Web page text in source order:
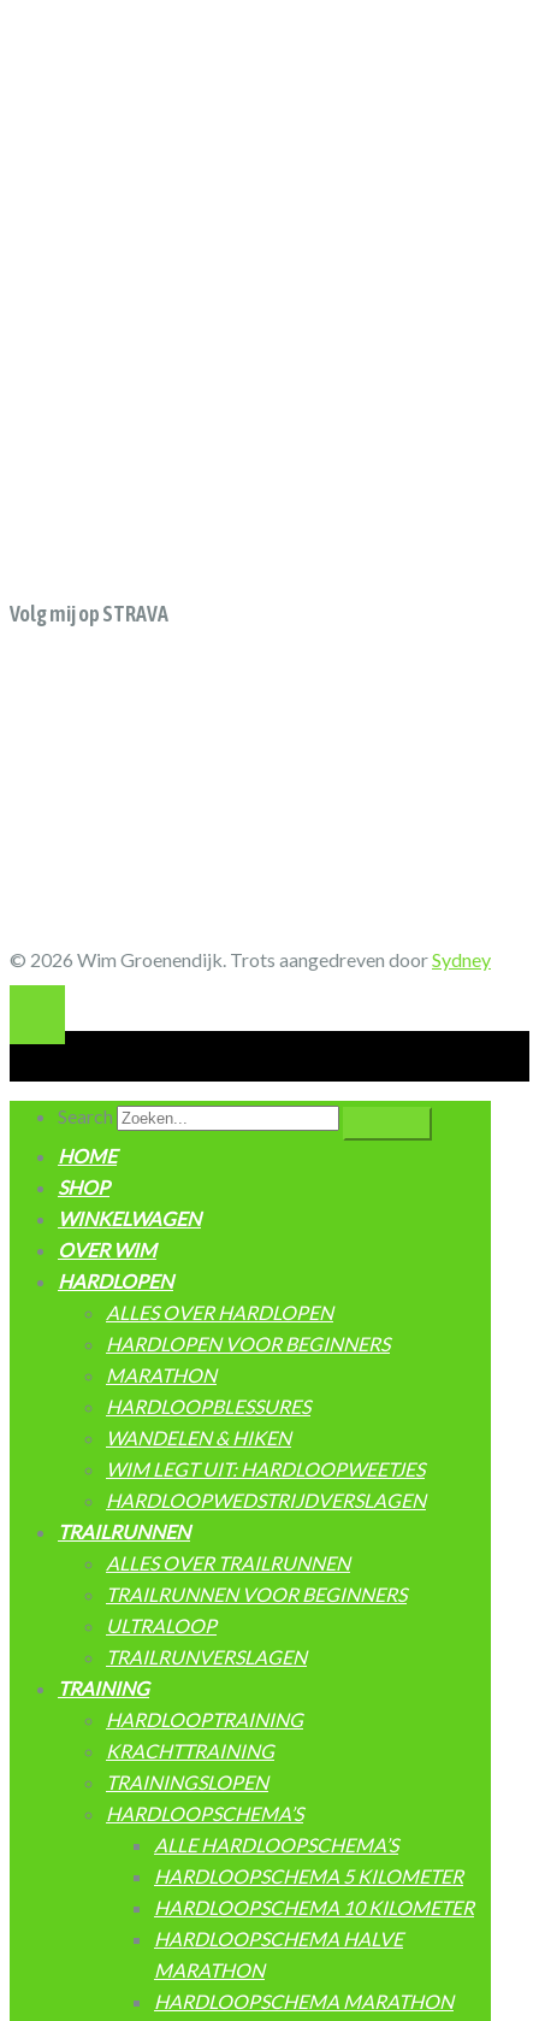
Volg mij op STRAVA
© 2026 Wim Groenendijk. Trots aangedreven doorSydney
Search
HOME
SHOP
WINKELWAGEN
OVER WIM
HARDLOPEN
ALLES OVER HARDLOPEN
HARDLOPEN VOOR BEGINNERS
MARATHON
HARDLOOPBLESSURES
WANDELEN & HIKEN
WIM LEGT UIT: HARDLOOPWEETJES
HARDLOOPWEDSTRIJDVERSLAGEN
TRAILRUNNEN
ALLES OVER TRAILRUNNEN
TRAILRUNNEN VOOR BEGINNERS
ULTRALOOP
TRAILRUNVERSLAGEN
TRAINING
HARDLOOPTRAINING
KRACHTTRAINING
TRAININGSLOPEN
HARDLOOPSCHEMA’S
ALLE HARDLOOPSCHEMA’S
HARDLOOPSCHEMA 5 KILOMETER
HARDLOOPSCHEMA 10 KILOMETER
HARDLOOPSCHEMA HALVE
MARATHON
HARDLOOPSCHEMA MARATHON